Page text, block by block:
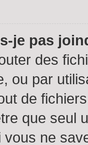
je pas
des
ou par
de
que seul
vous ne